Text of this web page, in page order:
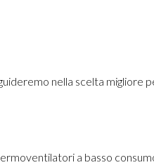
nella scelta
a basso